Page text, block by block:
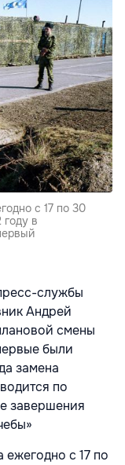
с 17 по 30
в
службы
Андрей
смены
были
замена
по
завершения
ежегодно с 17 по